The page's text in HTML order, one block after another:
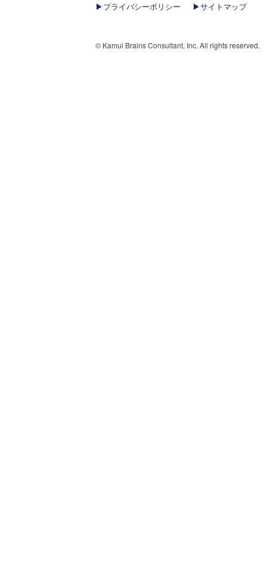
▶︎プライバシーポリシー ▶︎サイトマップ
© Kamui Brains Consultant, Inc. All rights reserved.